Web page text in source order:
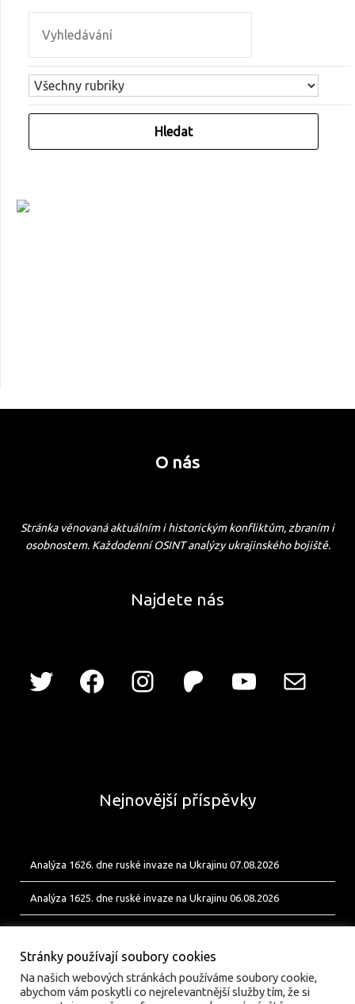
O nás
Stránka věnovaná aktuálním i historickým konfliktům, zbraním i
osobnostem. Každodenní OSINT analýzy ukrajinského bojiště.
Najdete nás
Nejnovější příspěvky
Analýza 1626. dne ruské invaze na Ukrajinu 07.08.2026
Analýza 1625. dne ruské invaze na Ukrajinu 06.08.2026
Stránky používají soubory cookies
Na našich webových stránkách používáme soubory cookie,
abychom vám poskytli co nejrelevantnější služby tím, že si